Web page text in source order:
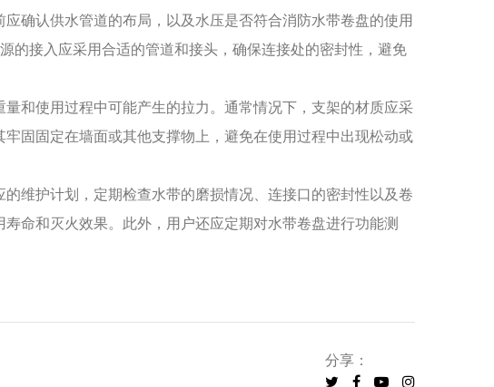
确认供水管道的布局，以及水压是否符合消防水带卷盘的使用
的接入应采用合适的管道和接头，确保连接处的密封性，避免
和使用过程中可能产生的拉力。通常情况下，支架的材质应采
固固定在墙面或其他支撑物上，避免在使用过程中出现松动或
维护计划，定期检查水带的磨损情况、连接口的密封性以及卷
命和灭火效果。此外，用户还应定期对水带卷盘进行功能测
分享：